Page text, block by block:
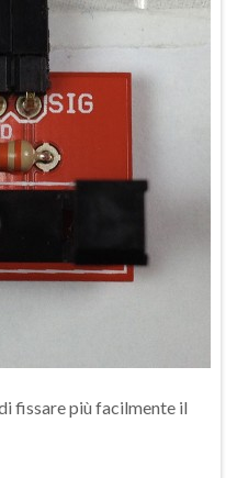
fissare più facilmente il